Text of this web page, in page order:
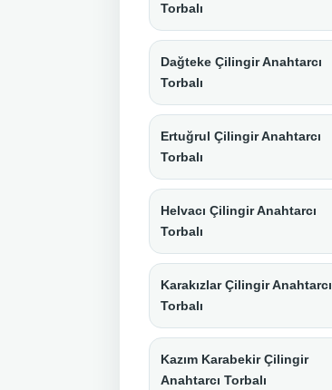
Torbalı
Dağteke Çilingir Anahtarcı
Torbalı
Ertuğrul Çilingir Anahtarcı
Torbalı
Helvacı Çilingir Anahtarcı
Torbalı
Karakızlar Çilingir Anahtarcı
Torbalı
Kazım Karabekir Çilingir
Anahtarcı Torbalı